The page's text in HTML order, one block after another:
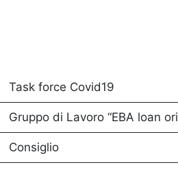
Task force Covid19
Gruppo di Lavoro “EBA loan
Consiglio